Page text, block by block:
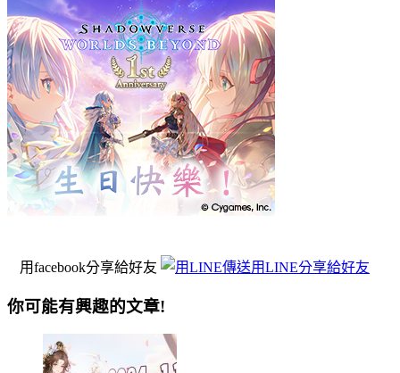
用facebook分享給好友 用LINE分享給好友
你可能有興趣的文章!